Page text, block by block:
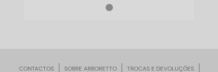
CONTACTOS SOBRE ARBORETTO TROCAS E DEVOLUÇÕES